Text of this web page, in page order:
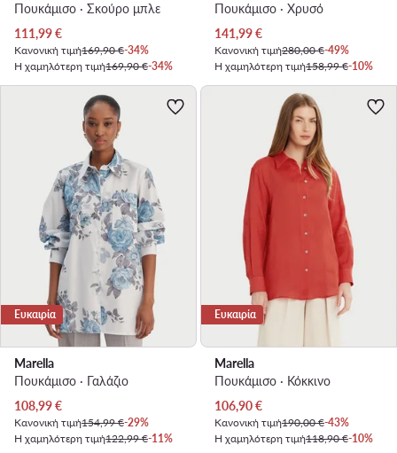
Πουκάμισο · Σκούρο μπλε
Τρέχουσα τιμή
111,99€
Κανονική τιμή169,90 €-34%
Η χαμηλότερη τιμή169,90 €-34%
Πουκάμισο · Χρυσό
Τρέχουσα τιμή
141,99€
Κανονική τιμή280,00 €-49%
Η χαμηλότερη τιμή158,99 €-10%
Ευκαιρία
Marella
Πουκάμισο · Γαλάζιο
Τρέχουσα τιμή
108,99€
Κανονική τιμή154,99 €-29%
Η χαμηλότερη τιμή122,99 €-11%
Ευκαιρία
Marella
Πουκάμισο · Κόκκινο
Τρέχουσα τιμή
106,90€
Κανονική τιμή190,00 €-43%
Η χαμηλότερη τιμή118,90 €-10%